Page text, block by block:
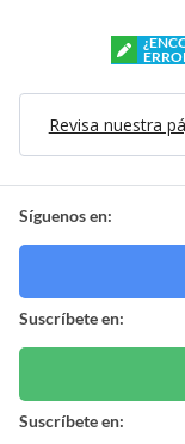
Revisa nuestra
Síguenos en:
Suscríbete en:
Suscríbete en: